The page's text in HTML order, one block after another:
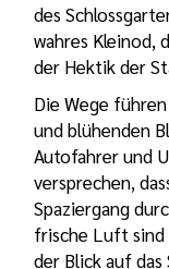
des
wahres Kleinod,
der Hektik der
Die Wege
und blühenden
Autofahrer und
versprechen,
Spaziergang
frische Luft sind
der Blick auf